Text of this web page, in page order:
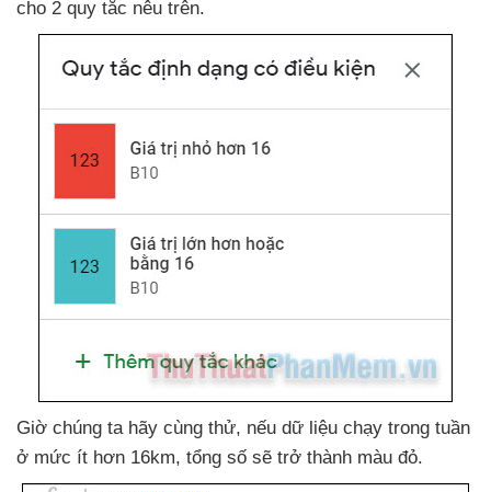
cho 2 quy tắc nêu trên.
Giờ chúng ta hãy cùng thử, nếu dữ liệu chạy trong tuần
ở mức ít hơn 16km, tổng số sẽ trở thành màu đỏ.